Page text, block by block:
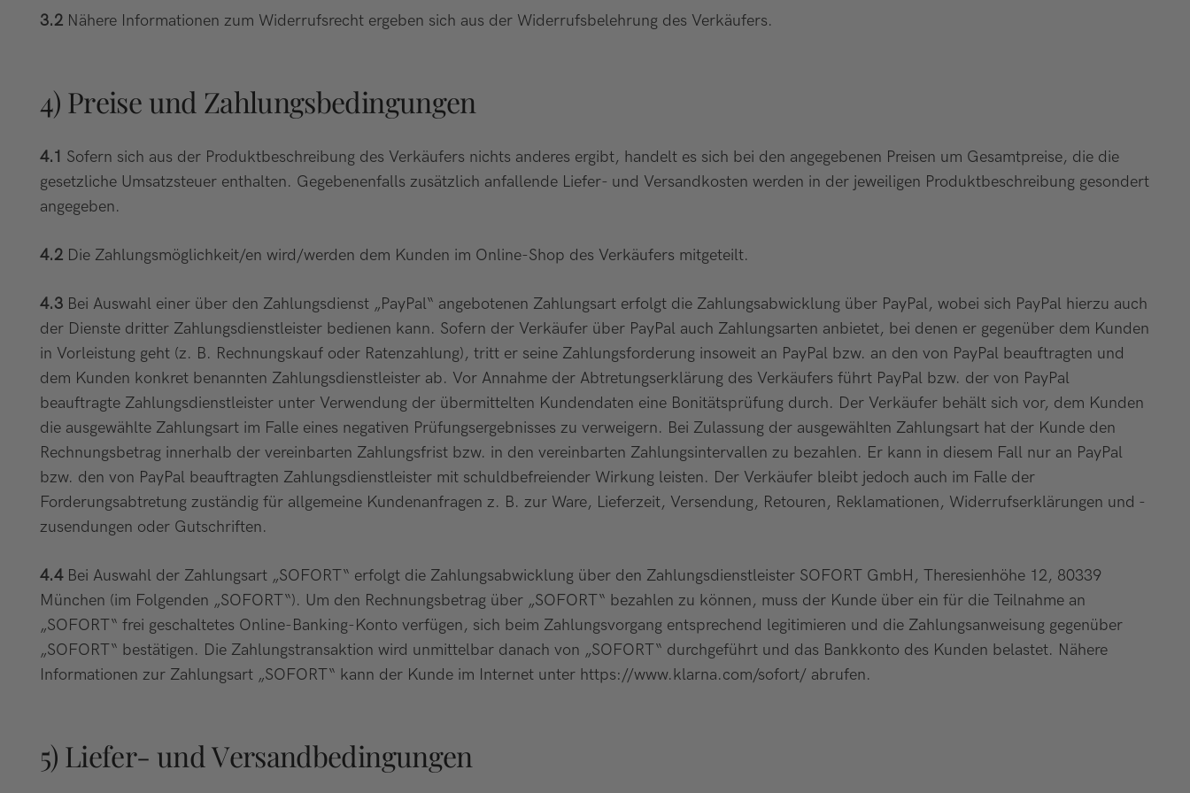
3.2 Nähere Informationen zum Widerrufsrecht ergeben sich aus der Widerrufsbelehrung des Verkäufers.
4) Preise und Zahlungsbedingungen
4.1 Sofern sich aus der Produktbeschreibung des Verkäufers nichts anderes ergibt, handelt es sich bei den angegebenen Preisen um Gesamtpreise, die die
gesetzliche Umsatzsteuer enthalten. Gegebenenfalls zusätzlich anfallende Liefer- und Versandkosten werden in der jeweiligen Produktbeschreibung gesondert
angegeben.
4.2 Die Zahlungsmöglichkeit/en wird/werden dem Kunden im Online-Shop des Verkäufers mitgeteilt.
4.3 Bei Auswahl einer über den Zahlungsdienst „PayPal“ angebotenen Zahlungsart erfolgt die Zahlungsabwicklung über PayPal, wobei sich PayPal hierzu auch
der Dienste dritter Zahlungsdienstleister bedienen kann. Sofern der Verkäufer über PayPal auch Zahlungsarten anbietet, bei denen er gegenüber dem Kunden
in Vorleistung geht (z. B. Rechnungskauf oder Ratenzahlung), tritt er seine Zahlungsforderung insoweit an PayPal bzw. an den von PayPal beauftragten und
dem Kunden konkret benannten Zahlungsdienstleister ab. Vor Annahme der Abtretungserklärung des Verkäufers führt PayPal bzw. der von PayPal
beauftragte Zahlungsdienstleister unter Verwendung der übermittelten Kundendaten eine Bonitätsprüfung durch. Der Verkäufer behält sich vor, dem Kunden
die ausgewählte Zahlungsart im Falle eines negativen Prüfungsergebnisses zu verweigern. Bei Zulassung der ausgewählten Zahlungsart hat der Kunde den
Rechnungsbetrag innerhalb der vereinbarten Zahlungsfrist bzw. in den vereinbarten Zahlungsintervallen zu bezahlen. Er kann in diesem Fall nur an PayPal
bzw. den von PayPal beauftragten Zahlungsdienstleister mit schuldbefreiender Wirkung leisten. Der Verkäufer bleibt jedoch auch im Falle der
Forderungsabtretung zuständig für allgemeine Kundenanfragen z. B. zur Ware, Lieferzeit, Versendung, Retouren, Reklamationen, Widerrufserklärungen und -
zusendungen oder Gutschriften.
4.4Bei Auswahl der Zahlungsart „SOFORT“ erfolgt die Zahlungsabwicklung über den Zahlungsdienstleister SOFORT GmbH, Theresienhöhe 12, 80339
München (im Folgenden „SOFORT“). Um den Rechnungsbetrag über „SOFORT“ bezahlen zu können, muss der Kunde über ein für die Teilnahme an
„SOFORT“ frei geschaltetes Online-Banking-Konto verfügen, sich beim Zahlungsvorgang entsprechend legitimieren und die Zahlungsanweisung gegenüber
„SOFORT“ bestätigen. Die Zahlungstransaktion wird unmittelbar danach von „SOFORT“ durchgeführt und das Bankkonto des Kunden belastet. Nähere
Informationen zur Zahlungsart „SOFORT“ kann der Kunde im Internet unter https://www.klarna.com/sofort/ abrufen.
5) Liefer- und Versandbedingungen